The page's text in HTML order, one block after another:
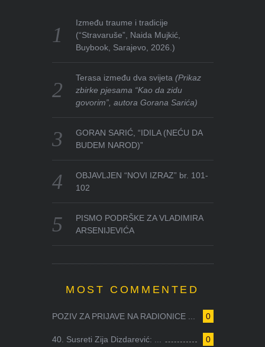
Između traume i tradicije
(“Stravaruše”, Naida Mujkić,
Buybook, Sarajevo, 2026.)
Terasa između dva svijeta(Prikaz
zbirke pjesama “Kao da zidu
govorim”, autora Gorana Sarića)
GORAN SARIĆ, “IDILA (NEĆU DA
BUDEM NAROD)”
OBJAVLJEN “NOVI IZRAZ” br. 101-
102
PISMO PODRŠKE ZA VLADIMIRA
ARSENIJEVIĆA
MOST COMMENTED
0
POZIV ZA PRIJAVE NA RADIONICE ...
0
40. Susreti Zija Dizdarević: ...